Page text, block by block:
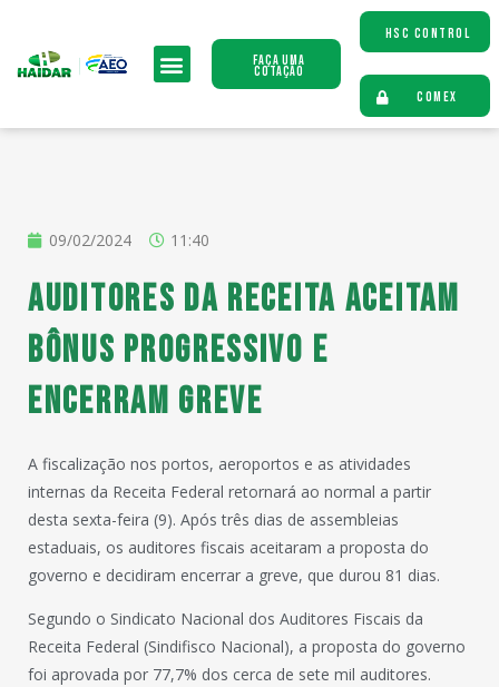
Faça uma
Cotação
HSC CONTROL
COMEX
09/02/2024 11:40
Auditores da Receita aceitam
bônus progressivo e
encerram greve
A fiscalização nos portos, aeroportos e as atividades
internas da Receita Federal retornará ao normal a partir
desta sexta-feira (9). Após três dias de assembleias
estaduais, os auditores fiscais aceitaram a proposta do
governo e decidiram encerrar a greve, que durou 81 dias.
Segundo o Sindicato Nacional dos Auditores Fiscais da
Receita Federal (Sindifisco Nacional), a proposta do governo
foi aprovada por 77,7% dos cerca de sete mil auditores.